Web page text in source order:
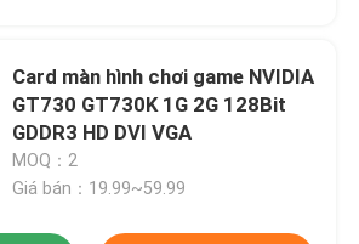
Card màn hình chơi game NVIDIA
GT730 GT730K 1G 2G 128Bit
GDDR3 HD DVI VGA
MOQ：2
Giá bán：19.99~59.99